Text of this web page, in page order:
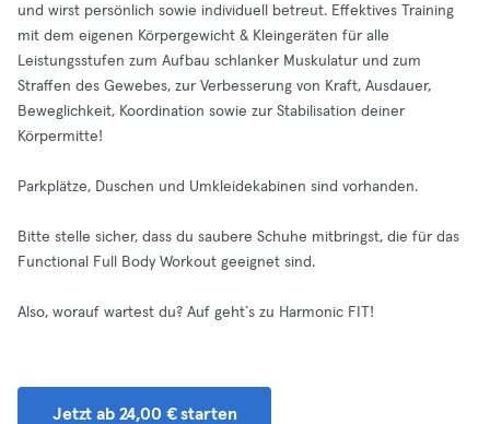
und wirst persönlich sowie individuell betreut. Effektives Training
mit dem eigenen Körpergewicht & Kleingeräten für alle
Leistungsstufen zum Aufbau schlanker Muskulatur und zum
Straffen des Gewebes, zur Verbesserung von Kraft, Ausdauer,
Beweglichkeit, Koordination sowie zur Stabilisation deiner
Körpermitte!
Parkplätze, Duschen und Umkleidekabinen sind vorhanden.
Bitte stelle sicher, dass du saubere Schuhe mitbringst, die für das
Functional Full Body Workout geeignet sind.
Also, worauf wartest du? Auf geht`s zu Harmonic FIT!
Jetzt ab 24,00 € starten